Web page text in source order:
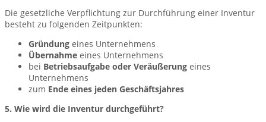
Die gesetzliche Verpflichtung zur Durchführung einer Inventur
besteht zu folgenden Zeitpunkten:
Gründung eines Unternehmens
Übernahme eines Unternehmens
bei Betriebsaufgabe oder Veräußerung eines
Unternehmens
zum Ende eines jeden Geschäftsjahres
5. Wie wird die Inventur durchgeführt?